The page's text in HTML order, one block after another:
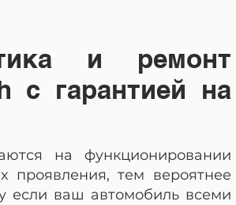
и ремонт
с гарантией на
на функционировании
проявления, тем вероятнее
если ваш автомобиль всеми